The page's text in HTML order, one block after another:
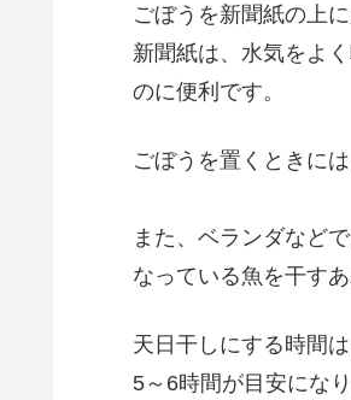
ごぼうを新聞紙の上に
新聞紙は、水気をよく
のに便利です。
ごぼうを置くときには
また、ベランダなどで
なっている魚を干すあ
天日干しにする時間は
5～6時間が目安になり